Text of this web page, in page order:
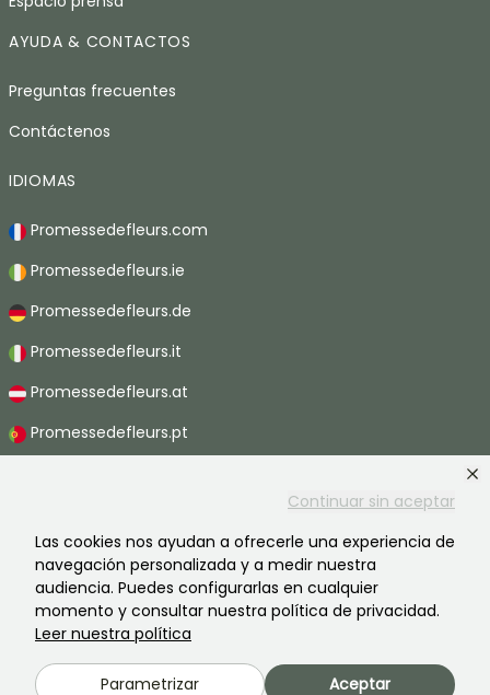
Continuar sin aceptar
Las cookies nos ayudan a ofrecerle una experiencia de
navegación personalizada y a medir nuestra
audiencia. Puedes configurarlas en cualquier
momento y consultar nuestra política de privacidad.
Leer nuestra política
Parametrizar Aceptar
AYUDA & CONTACTOS
Preguntas frecuentes
Contáctenos
IDIOMAS
Promessedefleurs.com
Promessedefleurs.ie
Promessedefleurs.de
Promessedefleurs.it
Promessedefleurs.at
Promessedefleurs.pt
Promessedefleurs.ch
Información legal
Términos y condiciones
Política de privacidad